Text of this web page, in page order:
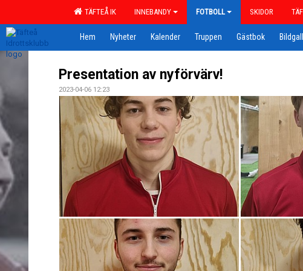
TÄFTEÅ IK INNEBANDY FOTBOLL SKIDOR
Hem Nyheter Kalender Truppen Gästbok
Presentation av nyförvärv!
2023-04-06 12:23